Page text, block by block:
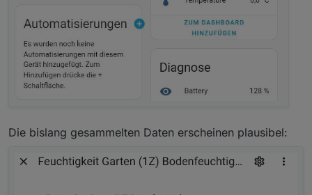
Die bislang gesammelten Daten erscheinen plausibel: